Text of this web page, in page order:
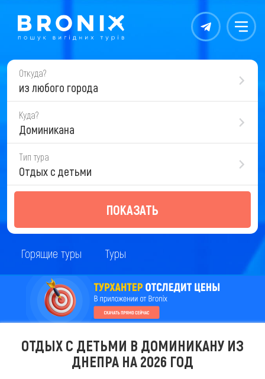
Контакты Меню
Откуда?
из любого города
Куда?
Доминикана
Тип тура
Отдых с детьми
ПОКАЗАТЬ
Горящие туры Туры
ОТДЫХ С ДЕТЬМИ В ДОМИНИКАНУ ИЗ
ДНЕПРА НА 2026 ГОД